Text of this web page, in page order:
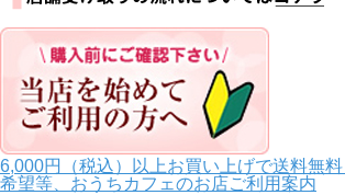
6,000円（税込）以上お買い上げで送料無
希望等、おうちカフェのお店ご利用案内